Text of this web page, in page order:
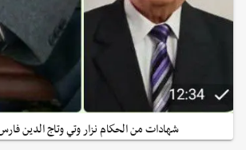
شهادات من الحكام نزار وتي وتاج الدين